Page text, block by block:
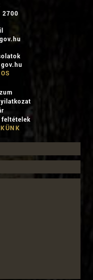
2700
feltételek